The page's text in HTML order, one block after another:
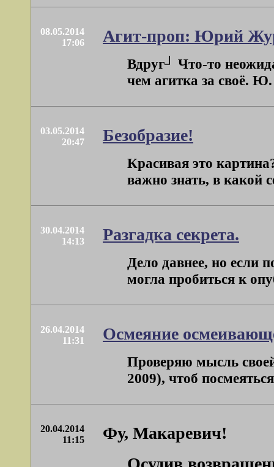
08.05.2014
17:06
Агит-проп: Юрий
Вдруг┘ Что-то
чем агитка за своё.
03.05.2014
20:47
Безобразие!
Красивая это
важно знать, в какой
30.04.2014
14:13
Разгадка секрета.
Дело давнее, но если
могла пробиться к
26.04.2014
11:31
Осмеяние
Проверяю мысль
2009), чтоб
20.04.2014
11:15
Фу, Макаревич!